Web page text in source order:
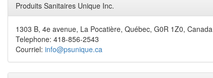
Produits Sanitaires Unique Inc.
1303 B, 4e avenue, La Pocatière, Québec, G0R 1Z0, Canada
Telephone: 418-856-2543
Courriel: info@psunique.ca